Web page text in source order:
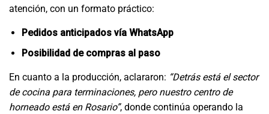
atención, con un formato práctico:
Pedidos anticipados vía WhatsApp
Posibilidad de compras al paso
En cuanto a la producción, aclararon: “Detrás está el sector
de cocina para terminaciones, pero nuestro centro de
horneado está en Rosario”, donde continúa operando la